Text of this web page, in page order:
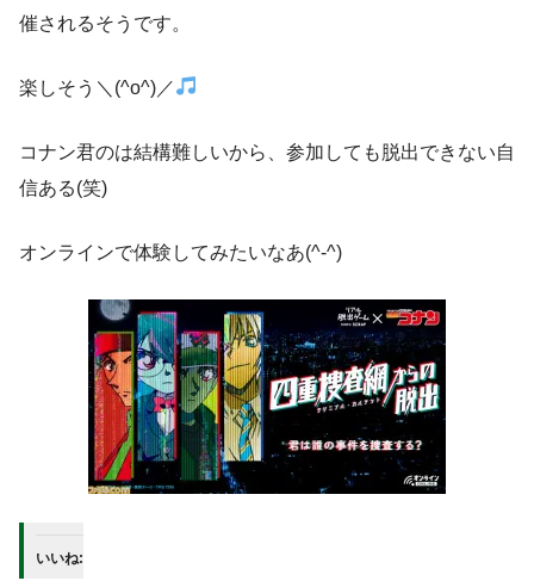
催されるそうです。
楽しそう＼(^o^)／
コナン君のは結構難しいから、参加しても脱出できない自
信ある(笑)
オンラインで体験してみたいなあ(^-^)
いいね: